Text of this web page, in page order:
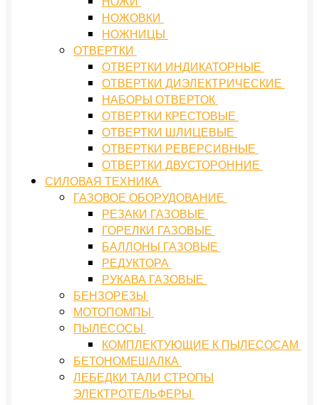
НОЖОВКИ
НОЖНИЦЫ
ОТВЕРТКИ
ОТВЕРТКИ ИНДИКАТОРНЫЕ
ОТВЕРТКИ ДИЭЛЕКТРИЧЕСКИЕ
НАБОРЫ ОТВЕРТОК
ОТВЕРТКИ КРЕСТОВЫЕ
ОТВЕРТКИ ШЛИЦЕВЫЕ
ОТВЕРТКИ РЕВЕРСИВНЫЕ
ОТВЕРТКИ ДВУСТОРОННИЕ
СИЛОВАЯ ТЕХНИКА
ГАЗОВОЕ ОБОРУДОВАНИЕ
РЕЗАКИ ГАЗОВЫЕ
ГОРЕЛКИ ГАЗОВЫЕ
БАЛЛОНЫ ГАЗОВЫЕ
РЕДУКТОРА
РУКАВА ГАЗОВЫЕ
БЕНЗОРЕЗЫ
МОТОПОМПЫ
ПЫЛЕСОСЫ
КОМПЛЕКТУЮЩИЕ К ПЫЛЕСОСАМ
БЕТОНОМЕШАЛКА
ЛЕБЕДКИ ТАЛИ СТРОПЫ
ЭЛЕКТРОТЕЛЬФЕРЫ